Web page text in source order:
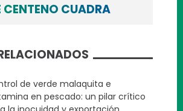
CENTENO CUADRA
de verde malaquita e
en pescado: un pilar crítico